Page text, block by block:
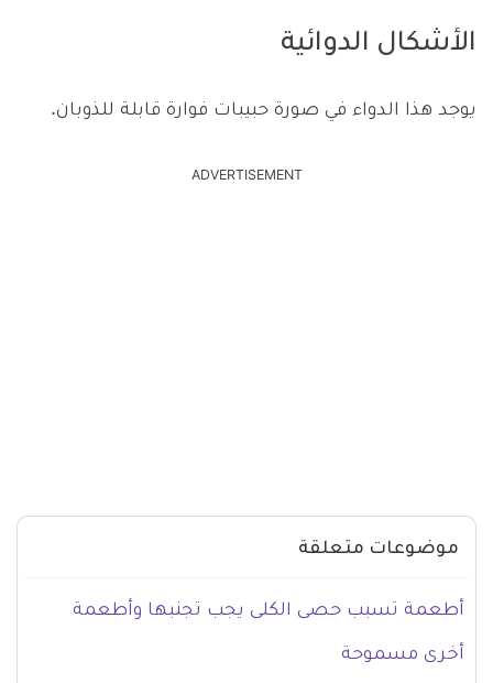
الأشكال الدوائية
يوجد هذا الدواء في صورة حبيبات فوارة قابلة للذوبان.
ADVERTISEMENT
موضوعات متعلقة
أطعمة تسبب حصى الكلى يجب تجنبها وأطعمة
أخرى مسموحة